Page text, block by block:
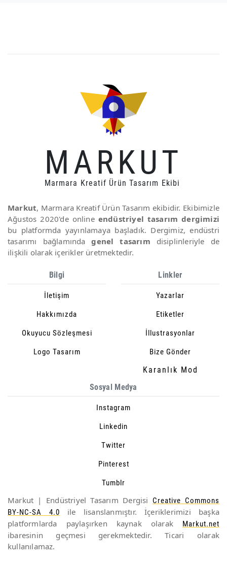
MARKUT
Marmara Kreatif Ürün Tasarım Ekibi
Markut, Marmara Kreatif Ürün Tasarım ekibidir. Ekibimizle
Ağustos 2020'de online endüstriyel tasarım dergimizi
bu platformda yayınlamaya başladık. Dergimiz, endüstri
tasarımı bağlamındagenel tasarım disiplinleriyle de
ilişkili olarak içerikler üretmektedir.
Bilgi
İletişim
Hakkımızda
Okuyucu Sözleşmesi
Logo Tasarım
Linkler
Yazarlar
Etiketler
İllustrasyonlar
Bize Gönder
Karanlık Mod
Sosyal Medya
Instagram
Linkedin
Twitter
Pinterest
Tumblr
Markut | Endüstriyel Tasarım Dergisi Creative Commons
BY-NC-SA 4.0
ile lisanslanmıştır. İçeriklerimizi başka
platformlarda paylaşırken kaynak olarak
Markut.net
ibaresinin geçmesi gerekmektedir. Ticari olarak
kullanılamaz.